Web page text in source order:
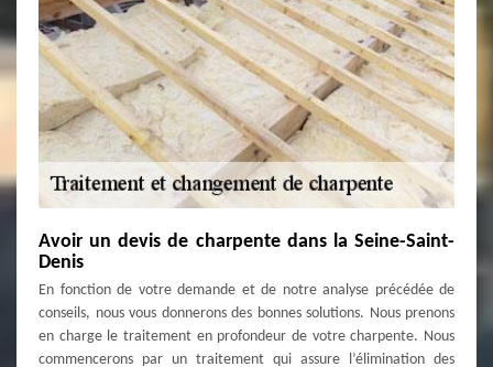
Avoir un devis de charpente dans la Seine-Saint-
Denis
En fonction de votre demande et de notre analyse précédée de
conseils, nous vous donnerons des bonnes solutions. Nous prenons
en charge le traitement en profondeur de votre charpente. Nous
commencerons par un traitement qui assure l’élimination des